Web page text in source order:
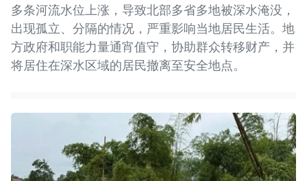
多条河流水位上涨，导致北部多省多地被深水淹没，
出现孤立、分隔的情况，严重影响当地居民生活。地
方政府和职能力量通宵值守，协助群众转移财产，并
将居住在深水区域的居民撤离至安全地点。